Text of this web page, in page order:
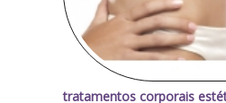
tratamentos corporais